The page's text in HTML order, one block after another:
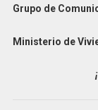
Grupo de
Ministerio de